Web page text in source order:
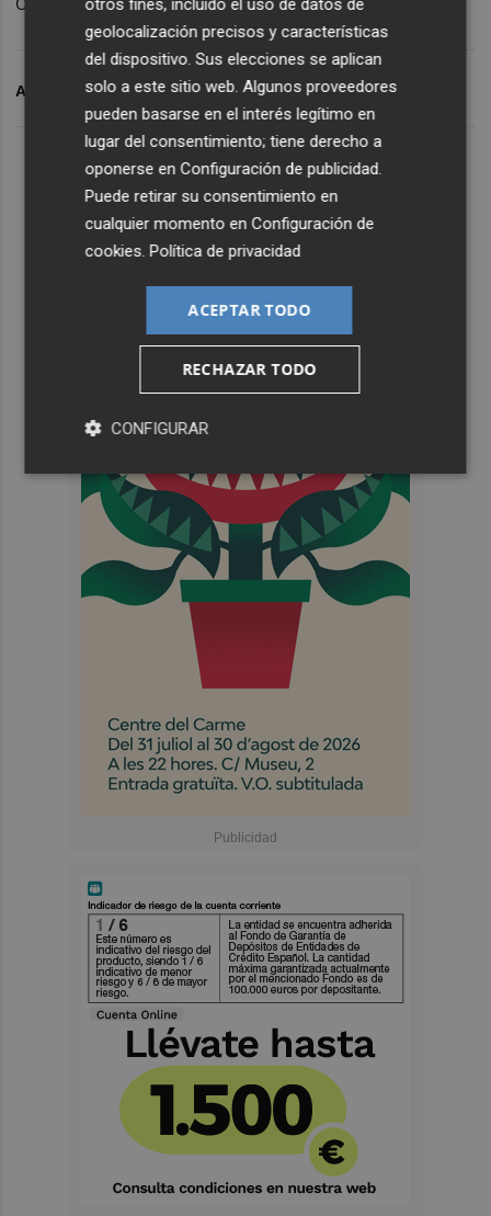
ARCHIVADO EN S&P BANCO SABADELL CAJAMAR
otros fines, incluido el uso de datos de
geolocalización precisos y características
del dispositivo. Sus elecciones se aplican
solo a este sitio web. Algunos proveedores
pueden basarse en el interés legítimo en
lugar del consentimiento; tiene derecho a
oponerse enConfiguración de publicidad.
Puede retirar su consentimiento en
cualquier momento enConfiguración de
cookies.Política de privacidad
ACEPTAR TODO
RECHAZAR TODO
CONFIGURAR